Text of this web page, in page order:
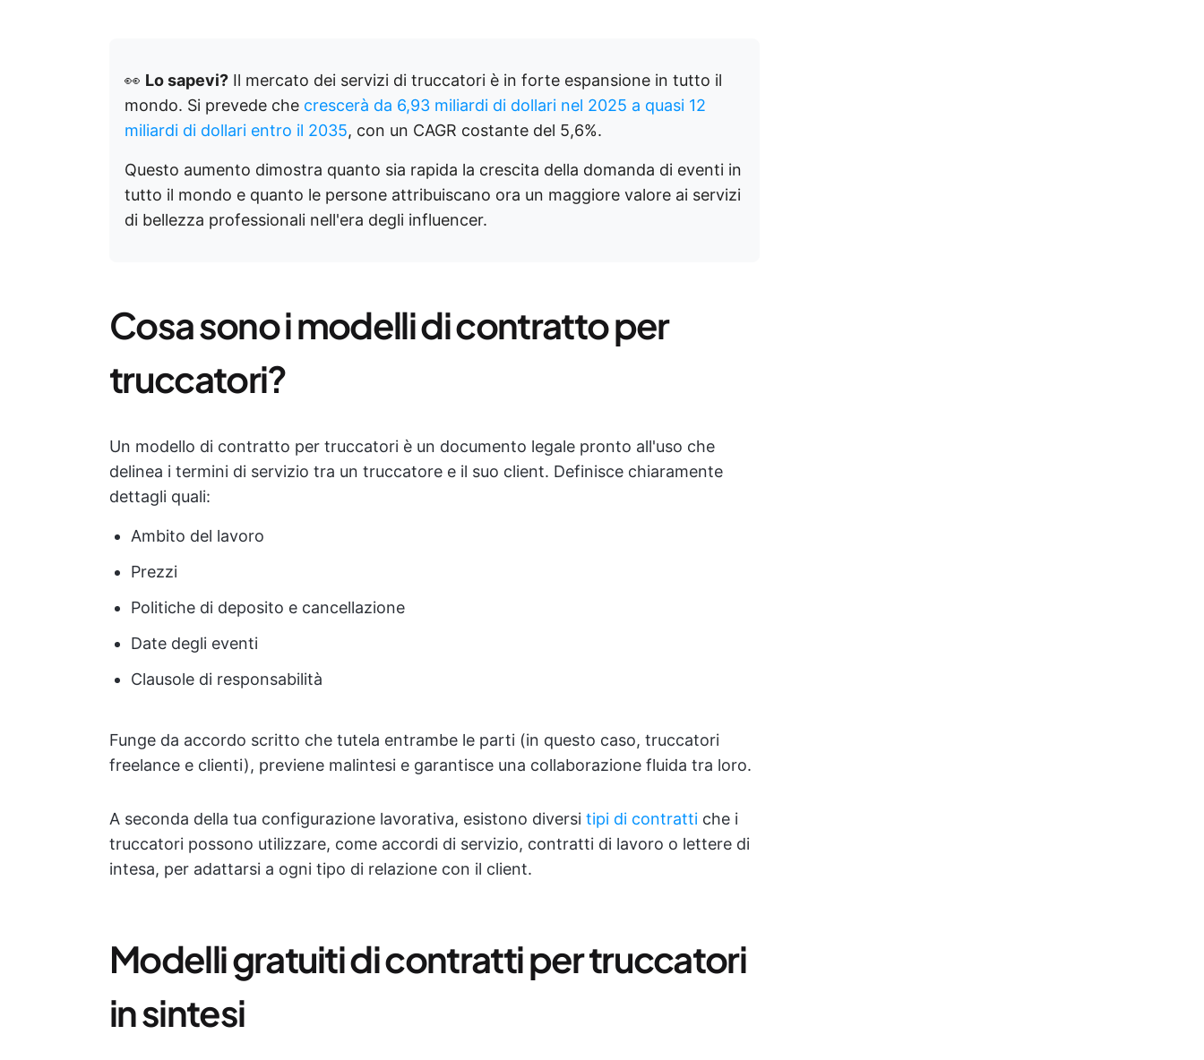
👀 Lo sapevi? Il mercato dei servizi di truccatori è in forte espansione in tutto il
mondo. Si prevede che crescerà da 6,93 miliardi di dollari nel 2025 a quasi 12
miliardi di dollari entro il 2035, con un CAGR costante del 5,6%.
Questo aumento dimostra quanto sia rapida la crescita della domanda di eventi in
tutto il mondo e quanto le persone attribuiscano ora un maggiore valore ai servizi
di bellezza professionali nell'era degli influencer.
Cosa sono i modelli di contratto per
truccatori?
Un modello di contratto per truccatori è un documento legale pronto all'uso che
delinea i termini di servizio tra un truccatore e il suo client. Definisce chiaramente
dettagli quali:
Ambito del lavoro
Prezzi
Politiche di deposito e cancellazione
Date degli eventi
Clausole di responsabilità
Funge da accordo scritto che tutela entrambe le parti (in questo caso, truccatori
freelance e clienti), previene malintesi e garantisce una collaborazione fluida tra loro.
A seconda della tua configurazione lavorativa, esistono diversi tipi di contratti che i
truccatori possono utilizzare, come accordi di servizio, contratti di lavoro o lettere di
intesa, per adattarsi a ogni tipo di relazione con il client.
Modelli gratuiti di contratti per truccatori
in sintesi